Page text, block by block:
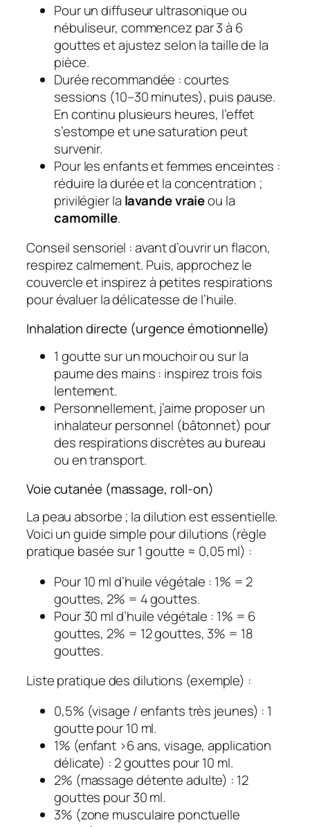
Pour un diffuseur ultrasonique ou
nébuliseur, commencez par 3 à 6
gouttes et ajustez selon la taille de la
pièce.
Durée recommandée : courtes
sessions (10–30 minutes), puis pause.
En continu plusieurs heures, l’effet
s’estompe et une saturation peut
survenir.
Pour les enfants et femmes enceintes :
réduire la durée et la concentration ;
privilégier la lavande vraieou la
camomille.
Conseil sensoriel : avant d’ouvrir un flacon,
respirez calmement. Puis, approchez le
couvercle et inspirez à petites respirations
pour évaluer la délicatesse de l’huile.
Inhalation directe (urgence émotionnelle)
1 goutte sur un mouchoir ou sur la
paume des mains : inspirez trois fois
lentement.
Personnellement, j’aime proposer un
inhalateur personnel (bâtonnet) pour
des respirations discrètes au bureau
ou en transport.
Voie cutanée (massage, roll-on)
La peau absorbe ; la dilution est essentielle.
Voici un guide simple pour dilutions (règle
pratique basée sur 1 goutte ≈ 0,05 ml) :
Pour 10 ml d’huile végétale : 1% = 2
gouttes, 2% = 4 gouttes.
Pour 30 ml d’huile végétale : 1% = 6
gouttes, 2% = 12 gouttes, 3% = 18
gouttes.
Liste pratique des dilutions (exemple) :
0,5% (visage / enfants très jeunes) : 1
goutte pour 10 ml.
1% (enfant >6 ans, visage, application
délicate) : 2 gouttes pour 10 ml.
2% (massage détente adulte) : 12
gouttes pour 30 ml.
3% (zone musculaire ponctuelle